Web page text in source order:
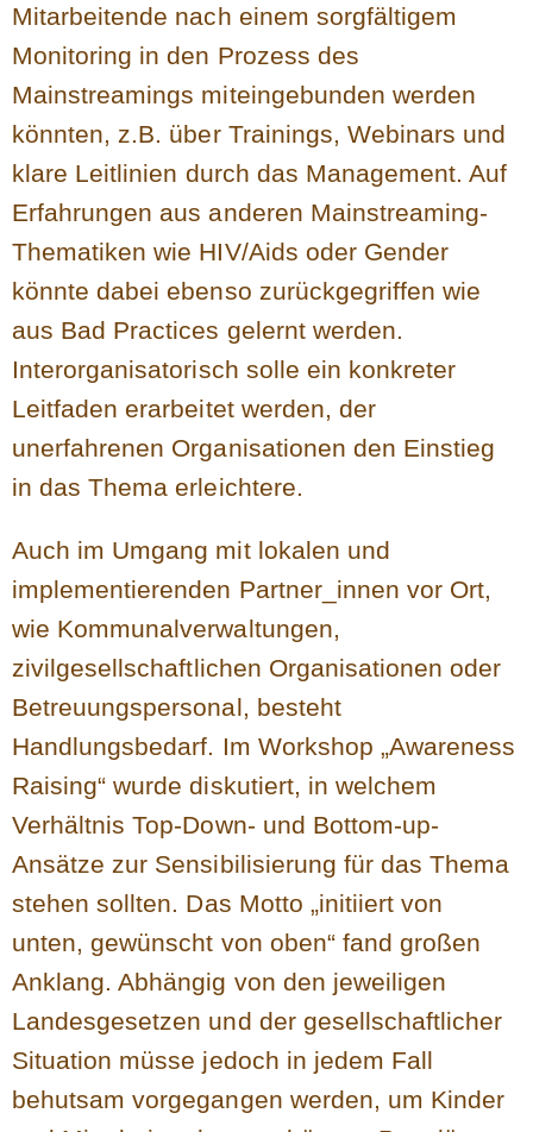
Mitarbeitende nach einem sorgfältigem
Monitoring in den Prozess des
Mainstreamings miteingebunden werden
könnten, z.B. über Trainings, Webinars und
klare Leitlinien durch das Management. Auf
Erfahrungen aus anderen Mainstreaming-
Thematiken wie HIV/Aids oder Gender
könnte dabei ebenso zurückgegriffen wie
aus Bad Practices gelernt werden.
Interorganisatorisch solle ein konkreter
Leitfaden erarbeitet werden, der
unerfahrenen Organisationen den Einstieg
in das Thema erleichtere.
Auch im Umgang mit lokalen und
implementierenden Partner_innen vor Ort,
wie Kommunalverwaltungen,
zivilgesellschaftlichen Organisationen oder
Betreuungspersonal, besteht
Handlungsbedarf. Im Workshop „Awareness
Raising“ wurde diskutiert, in welchem
Verhältnis Top-Down- und Bottom-up-
Ansätze zur Sensibilisierung für das Thema
stehen sollten. Das Motto „initiiert von
unten, gewünscht von oben“ fand großen
Anklang. Abhängig von den jeweiligen
Landesgesetzen und der gesellschaftlicher
Situation müsse jedoch in jedem Fall
behutsam vorgegangen werden, um Kinder